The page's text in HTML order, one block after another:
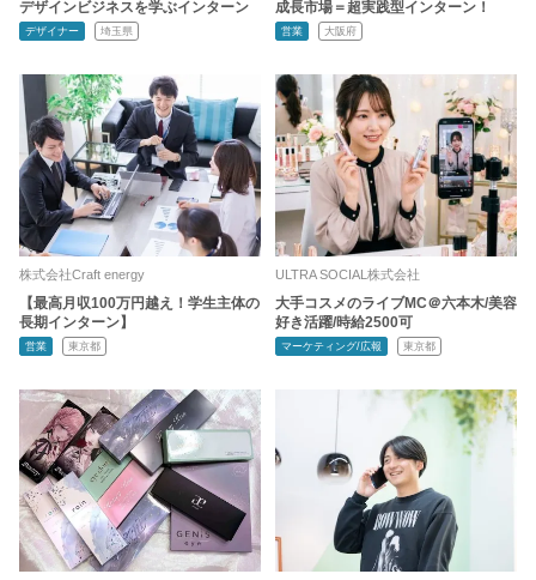
デザインビジネスを学ぶインターン
デザイナー 埼玉県
成長市場＝超実践型インターン！
営業 大阪府
株式会社Craft energy
【最高月収100万円越え！学生主体の
長期インターン】
営業 東京都
ULTRA SOCIAL株式会社
大手コスメのライブMC＠六本木/美容
好き活躍/時給2500可
マーケティング/広報 東京都